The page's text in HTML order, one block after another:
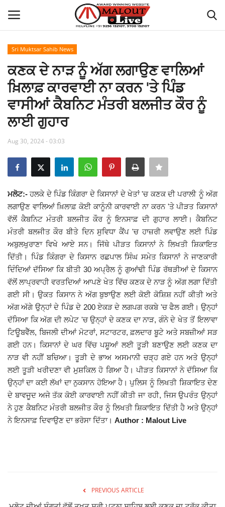
Home
About Us
How to Reach Malout
Privacy Policy
Malout News
History of Malout
Giddarbaha
Railway Time Table
Lambi
Sri Muktsar Sahib News
Punjab
Life & Style
Important
Contact Us
Sri Muktsar Sahib News
ਕਣਕ ਦੇ ਨਾੜ ਨੂੰ ਅੱਗ ਲਗਾਉਣ ਵਾਲਿਆਂ
ਖ਼ਿਲਾਫ਼ ਕਾਰਵਾਈ ਨਾ ਕਰਨ 'ਤੇ ਪਿੰਡ
ਵਾਸੀਆਂ ਕੈਬਨਿਟ ਮੰਤਰੀ ਬਲਜੀਤ ਕੌਰ ਨੂੰ
ਲਾਈ ਗੁਹਾਰ
Aug 30, 2024 - 03:03
ਮਲੋਟ:- ਹਲਕੇ ਦੇ ਪਿੰਡ ਕਿੰਗਰਾ ਦੇ ਕਿਸਾਨਾਂ ਦੇ ਖੇਤਾਂ 'ਚ ਕਣਕ ਦੀ ਪਰਾਲੀ ਨੂੰ ਅੱਗ
ਲਗਾਉਣ ਵਾਲਿਆਂ ਖ਼ਿਲਾਫ਼ ਕੋਈ ਕਾਨੂੰਨੀ ਕਾਰਵਾਈ ਨਾ ਕਰਨ 'ਤੇ ਪੀੜਤ ਕਿਸਾਨਾਂ
ਵੱਲੋਂ ਕੈਬਨਿਟ ਮੰਤਰੀ ਬਲਜੀਤ ਕੌਰ ਨੂੰ ਇਨਸਾਫ਼ ਦੀ ਗੁਹਾਰ ਲਾਈ। ਕੈਬਨਿਟ
ਮੰਤਰੀ ਬਲਜੀਤ ਕੌਰ ਬੀਤੇ ਦਿਨ ਸੁਵਿਧਾ ਕੈਂਪ 'ਚ ਹਾਜ਼ਰੀ ਲਵਾਉਣ ਲਈ ਪਿੰਡ
ਅਬੁਲਖੁਰਾਣਾ ਵਿਖੇ ਆਏ ਸਨ। ਜਿੱਥੇ ਪੀੜਤ ਕਿਸਾਨਾਂ ਨੇ ਲਿਖਤੀ ਸ਼ਿਕਾਇਤ
ਦਿੱਤੀ। ਪਿੰਡ ਕਿੰਗਰਾ ਦੇ ਕਿਸਾਨ ਰਛਪਾਲ ਸਿੰਘ ਸਮੇਤ ਕਿਸਾਨਾਂ ਨੇ ਜਾਣਕਾਰੀ
ਦਿੰਦਿਆਂ ਦੱਸਿਆ ਕਿ ਬੀਤੀ 30 ਅਪ੍ਰੈਲ ਨੂੰ ਗੁਆਂਢੀ ਪਿੰਡ ਰੱਥੜੀਆਂ ਦੇ ਕਿਸਾਨ
ਵੱਲੋਂ ਲਾਪ੍ਰਵਾਹੀ ਵਰਤਦਿਆਂ ਆਪਣੇ ਖੇਤ ਵਿੱਚ ਕਣਕ ਦੇ ਨਾੜ ਨੂੰ ਅੱਗ ਲਗਾ ਦਿੱਤੀ
ਗਈ ਸੀ। ਉਕਤ ਕਿਸਾਨ ਨੇ ਅੱਗ ਬੁਝਾਉਣ ਲਈ ਕੋਈ ਕੋਸ਼ਿਸ਼ ਨਹੀਂ ਕੀਤੀ ਅਤੇ
ਅੱਗ ਅੱਗੇ ਉਨ੍ਹਾਂ ਦੇ ਪਿੰਡ ਦੇ 200 ਏਕੜ ਦੇ ਲਗਪਗ ਰਕਬੇ 'ਚ ਫੈਲ ਗਈ। ਉਨ੍ਹਾਂ
ਦੱਸਿਆ ਕਿ ਅੱਗ ਦੀ ਲਪੇਟ 'ਚ ਉਨ੍ਹਾਂ ਦੇ ਕਣਕ ਦਾ ਨਾੜ, ਗੰਨੇ ਦੇ ਖੇਤ ਤੋਂ ਇਲਾਵਾ
ਟਿਊਬਵੈੱਲ, ਬਿਜਲੀ ਦੀਆਂ ਮੋਟਰਾਂ, ਸਟਾਰਟਰ, ਫ਼ਲਦਾਰ ਬੂਟੇ ਅਤੇ ਸਬਜ਼ੀਆਂ ਸੜ
ਗਈ ਹਨ। ਕਿਸਾਨਾਂ ਦੇ ਘਰ ਵਿੱਚ ਪਸ਼ੂਆਂ ਲਈ ਤੂੜੀ ਬਣਾਉਣ ਲਈ ਕਣਕ ਦਾ
ਨਾੜ ਵੀ ਨਹੀਂ ਬਚਿਆ। ਤੂੜੀ ਦੇ ਭਾਅ ਅਸਮਾਨੀ ਚੜ੍ਹ ਗਏ ਹਨ ਅਤੇ ਉਨ੍ਹਾਂ
ਲਈ ਤੂੜੀ ਖਰੀਦਣਾ ਵੀ ਮੁਸ਼ਕਿਲ ਹੋ ਗਿਆ ਹੈ। ਪੀੜਤ ਕਿਸਾਨਾਂ ਨੇ ਦੱਸਿਆ ਕਿ
ਉਨ੍ਹਾਂ ਦਾ ਕਈ ਲੱਖਾਂ ਦਾ ਨੁਕਸਾਨ ਹੋਇਆ ਹੈ। ਪੁਲਿਸ ਨੂੰ ਲਿਖਤੀ ਸ਼ਿਕਾਇਤ ਦੇਣ
ਦੇ ਬਾਵਜੂਦ ਅਜੇ ਤੱਕ ਕੋਈ ਕਾਰਵਾਈ ਨਹੀਂ ਕੀਤੀ ਜਾ ਰਹੀ, ਜਿਸ ਉਪਰੰਤ ਉਨ੍ਹਾਂ
ਨੇ ਹੁਣ ਕੈਬਨਿਟ ਮੰਤਰੀ ਬਲਜੀਤ ਕੌਰ ਨੂੰ ਲਿਖਤੀ ਸ਼ਿਕਾਇਤ ਦਿੱਤੀ ਹੈ ਅਤੇ ਉਨ੍ਹਾਂ
ਨੇ ਇਨਸਾਫ਼ ਦਿਵਾਉਣ ਦਾ ਭਰੋਸਾ ਦਿੱਤਾ। Author : Malout Live
PREVIOUS ARTICLE